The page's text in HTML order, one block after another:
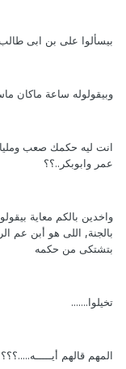
بيسألوا على بن ابى
وبيقولوله ساعة ماكان
انت ليه حكمك صعب
عمر وابوبكر..؟؟
واخدين بالكم معاية
بالجنة, اللى هو أبن عم
بتشتكى من حكمه
تخيلوا.......
المهم قالهم أيـــــه.....؟؟؟